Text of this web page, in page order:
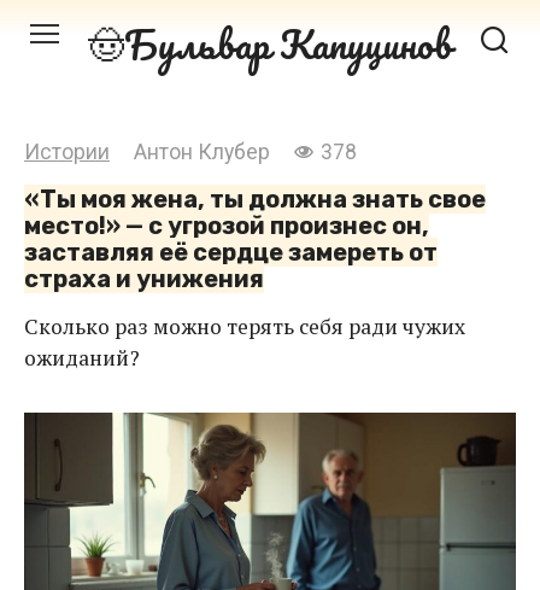
Перейти Бульвар Капуцинов
Истории Антон Клубер 378
«Ты моя жена, ты должна знать свое
место!» — с угрозой произнес он,
заставляя её сердце замереть от
страха и унижения
Сколько раз можно терять себя ради чужих
ожиданий?